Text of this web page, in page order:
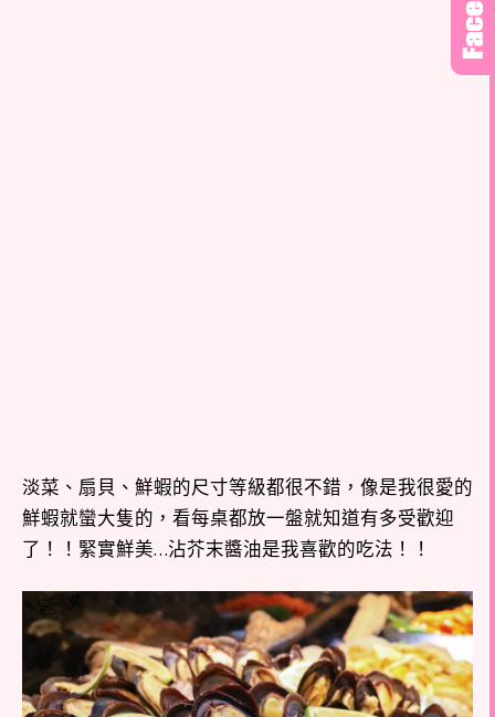
淡菜、扇貝、鮮蝦的尺寸等級都很不錯，像是我很愛的
鮮蝦就蠻大隻的，看每桌都放一盤就知道有多受歡迎
了！！緊實鮮美…沾芥末醬油是我喜歡的吃法！！